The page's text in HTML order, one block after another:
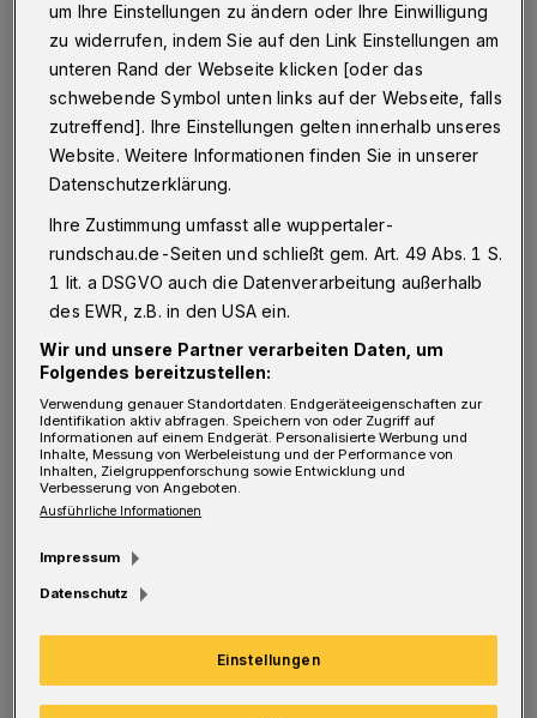
A m zweiten Advent habe ich meinen
Personalausweis auf dem Mittelalter-
Markt verloren.
Ungefähr anderthalb Wochen später klingelte
es, und ein freundlicher Herr brachte meinen
Ausweis zurück. Ich hatte gar nicht mehr
damit gerechnet und war so überrascht, dass
ich mich nicht erkenntlich gezeigt habe.
Ich möchte mich auf diesem Weg bei dem
freundlichen Überbringer bedanken. Es gibt sie
doch noch, die ehrlichen Menschen.
Ursula Treichel
um Ihre Einstellungen zu ändern oder Ihre Einwilligung
zu widerrufen, indem Sie auf den Link Einstellungen am
unteren Rand der Webseite klicken [oder das
schwebende Symbol unten links auf der Webseite, falls
zutreffend]. Ihre Einstellungen gelten innerhalb unseres
Website. Weitere Informationen finden Sie in unserer
Datenschutzerklärung.
Ihre Zustimmung umfasst alle wuppertaler-
rundschau.de-Seiten und schließt gem. Art. 49 Abs. 1 S.
1 lit. a DSGVO auch die Datenverarbeitung außerhalb
des EWR, z.B. in den USA ein.
Wir und unsere Partner verarbeiten Daten, um
Folgendes bereitzustellen:
Verwendung genauer Standortdaten. Endgeräteeigenschaften zur
Identifikation aktiv abfragen. Speichern von oder Zugriff auf
Informationen auf einem Endgerät. Personalisierte Werbung und
Inhalte, Messung von Werbeleistung und der Performance von
Inhalten, Zielgruppenforschung sowie Entwicklung und
Verbesserung von Angeboten.
Ausführliche Informationen
Impressum
Datenschutz
Einstellungen